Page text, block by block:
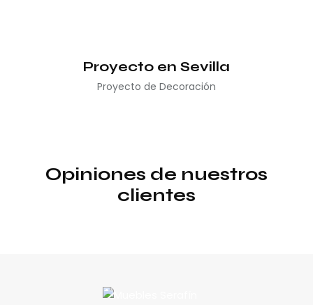
Proyecto en Sevilla
Proyecto de Decoración
Opiniones de nuestros
clientes